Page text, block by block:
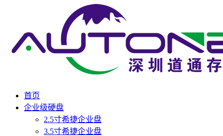
首页
企业级硬盘
2.5寸希捷企业盘
3.5寸希捷企业盘